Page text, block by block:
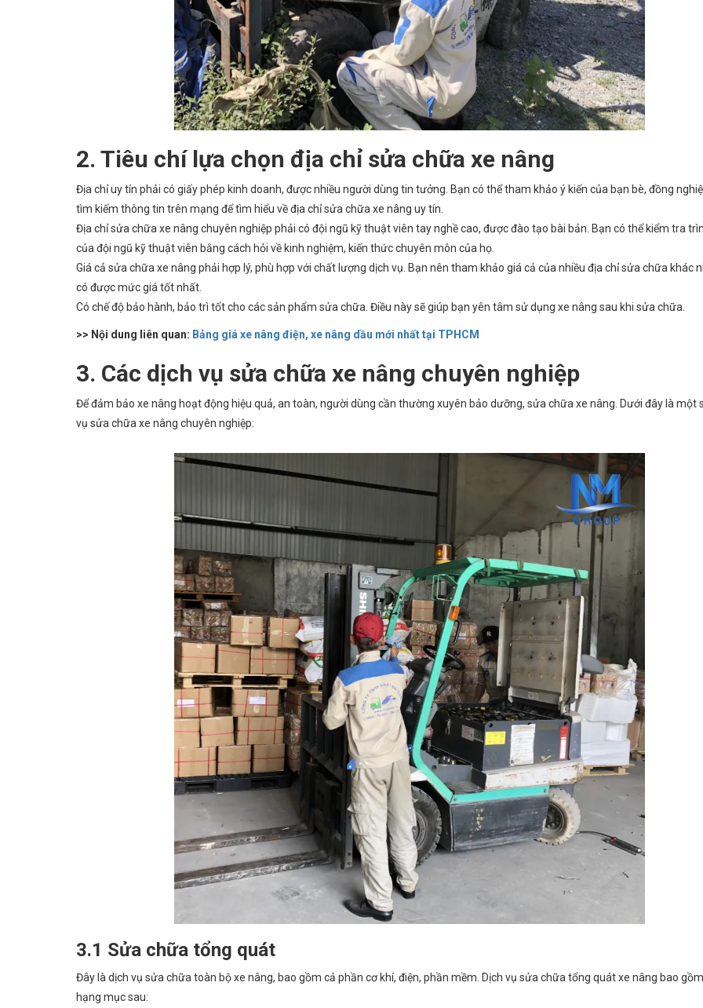
2. Tiêu chí lựa chọn địa chỉ sửa chữa xe nâng
Địa chỉ uy tín phải có giấy phép kinh doanh, được nhiều người dùng tin tưởng. Bạn có thể tham khảo ý kiến của bạn bè, đồng
tìm kiếm thông tin trên mạng để tìm hiểu về địa chỉ sửa chữa xe nâng uy tín.
Địa chỉ sửa chữa xe nâng chuyên nghiệp phải có đội ngũ kỹ thuật viên tay nghề cao, được đào tạo bài bản. Bạn có thể kiểm tra
của đội ngũ kỹ thuật viên bằng cách hỏi về kinh nghiệm, kiến thức chuyên môn của họ.
Giá cả sửa chữa xe nâng phải hợp lý, phù hợp với chất lượng dịch vụ. Bạn nên tham khảo giá cả của nhiều địa chỉ sửa chữa khác
có được mức giá tốt nhất.
Có chế độ bảo hành, bảo trì tốt cho các sản phẩm sửa chữa. Điều này sẽ giúp bạn yên tâm sử dụng xe nâng sau khi sửa chữa.
>> Nội dung liên quan: Bảng giá xe nâng điện, xe nâng dầu mới nhất tại TPHCM
3. Các dịch vụ sửa chữa xe nâng chuyên nghiệp
Để đảm bảo xe nâng hoạt động hiệu quả, an toàn, người dùng cần thường xuyên bảo dưỡng, sửa chữa xe nâng. Dưới đây là một
vụ sửa chữa xe nâng chuyên nghiệp:
3.1 Sửa chữa tổng quát
Đây là dịch vụ sửa chữa toàn bộ xe nâng, bao gồm cả phần cơ khí, điện, phần mềm. Dịch vụ sửa chữa tổng quát xe nâng bao
hạng mục sau: